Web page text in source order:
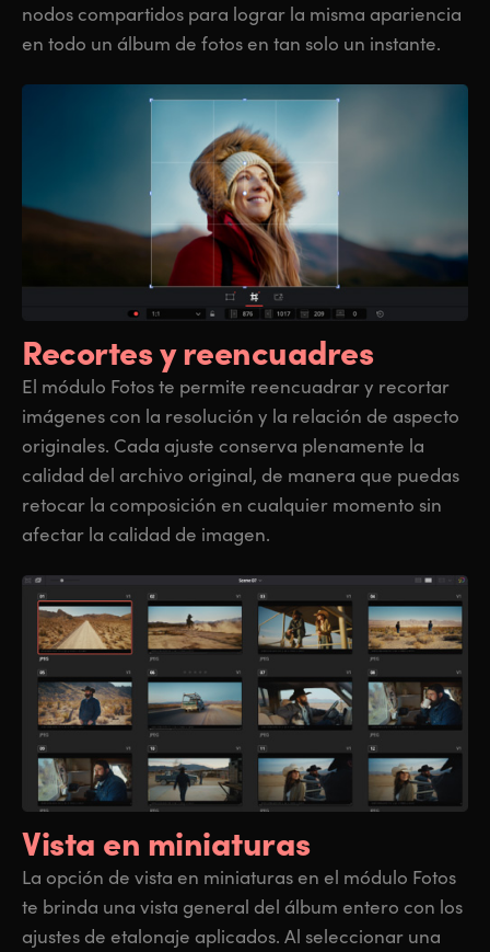
nodos compartidos para lograr la misma apariencia
en todo un álbum de fotos en tan solo un instante.
Recortesy reencuadres
El módulo Fotos te permite reencuadrar y recortar
imágenes con la resolución y la relación de aspecto
originales. Cada ajuste conserva plenamente la
calidad del archivo original, de manera que puedas
retocar la composición en cualquier momento sin
afectar la calidad de imagen.
Vista en miniaturas
La opción de vista en miniaturas en el módulo Fotos
te brinda una vista general del álbum entero con los
ajustes de etalonaje aplicados. Al seleccionar una